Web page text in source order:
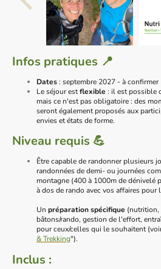
Infos pratiques 📍
Dates: septembre 2027 - à confirmer
Le séjour estflexible : il est possible
mais ce n'est pas obligatoire : des
seront également proposés aux
envies et états de forme.
Niveau requis 💪
Être capable de randonner plusieurs
randonnées de demi- ou journées
montagne (400 à 1000m de
à dos de rando avec vos affaires pour
Un préparation spécifique (nutrition,
bâtons/rando, gestion de l'effort,
pour ceux/celles qui le souhaitent
& Trekking").
Inclus :